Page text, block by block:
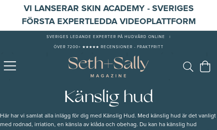
VI LANSERAR SKIN ACADEMY - SVERIGES
FÖRSTA EXPERTLEDDA VIDEOPLATTFORM
SVERIGES LEDANDE EXPERTER PÅ HUDVÅRD ONLINE
ÖVER 7200+ ★★★★★ RECENSIONER - FRAKTFRITT
Känslig hud
Här har vi samlat alla inlägg för dig med Känslig Hud. Med känslig hud är det vanligt
med rodnad, irriation, en känsla av klåda och obehag. Du kan ha känslig hud